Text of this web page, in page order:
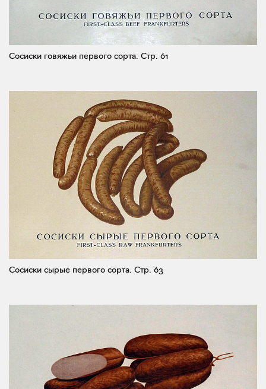
Сосиски говяжьи первого сорта. Стр. 61
Сосиски сырые первого сорта. Стр. 63